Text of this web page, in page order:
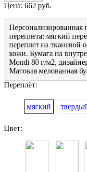
Цена: 662 руб.
Персонализированная
переплета: мягкий
переплет на тканевой
кожи. Бумага на
Mondi 80 г/м2,
Матовая мелованная
Переплёт:
мягкий
Цвет: